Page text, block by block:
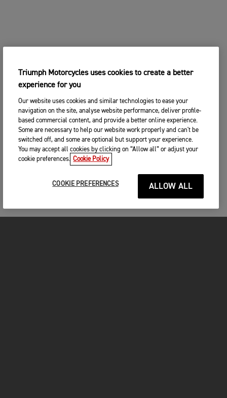
Triumph Motorcycles uses cookies to create a better
experience for you
Our website uses cookies and similar technologies to ease your
navigation on the site, analyse website performance, deliver profile-
based commercial content, and provide a better online experience.
Some are necessary to help our website work properly and can't be
switched off, and some are optional but support your experience.
You may accept all cookies by clicking on “Allow all” or adjust your
cookie preferences. Cookie Policy
COOKIE PREFERENCES ALLOW ALL